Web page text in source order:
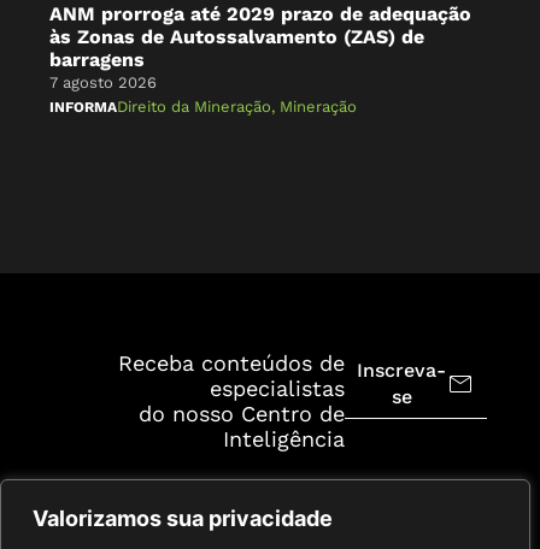
Valorizamos sua privacidade
ANM prorroga até 2029 prazo de adequação
às Zonas de Autossalvamento (ZAS) de
barragens
7 agosto 2026
INFORMADireito da Mineração, Mineração
Receba conteúdos de
especialistas
do nosso Centro de
Inteligência
Inscreva-
se